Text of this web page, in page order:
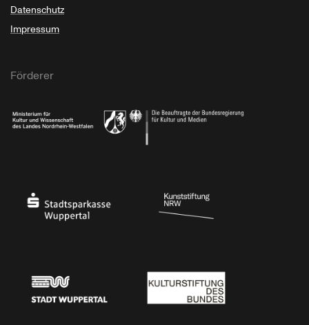
Datenschutz
Impressum
Förderer